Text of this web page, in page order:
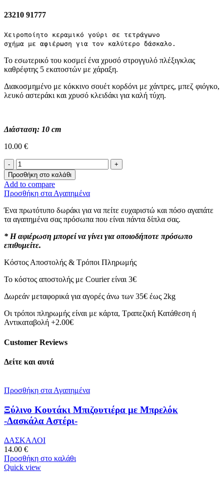
23210 91777
Χειροποίητο κεραμικό γούρι σε τετράγωνο
σχήμα με αφιέρωση για τoν καλύτερo δάσκαλο.
Το εσωτερικό του κοσμεί ένα χρυσό στρογγυλό πλέξιγκλας
καθρέφτης 5 εκατοστών με χάραξη.
Διακοσμημένο με κόκκινο σουέτ κορδόνι με χάντρες, μπεζ φιόγκο,
λευκό αστεράκι και χρυσό κλειδάκι για καλή τύχη.
Διάσταση: 10 cm
10.00 €
Κεραμικό
Γούρι
-
Teacher-
ποσότητα
Προσθήκη στο καλάθι
Add to compare
Προσθήκη στα Αγαπημένα
Ένα πρωτότυπο δωράκι για να πείτε ευχαριστώ και πόσο αγαπάτε
τα αγαπημένα σας πρόσωπα που είναι πάντα δίπλα σας.
* Η αφιέρωση μπορεί να γίνει για οποιοδήποτε πρόσωπο
επιθυμείτε.
Κόστος Αποστολής & Τρόποι Πληρωμής
Το κόστος αποστολής με Courier είναι 3€
Δωρεάν μεταφορικά για αγορές άνω των 35€ έως 2kg
Οι τρόποι πληρωμής είναι με κάρτα, Τραπεζική Κατάθεση ή
Αντικαταβολή +2.00€
Customer Reviews
Δείτε και αυτά
Προσθήκη στα Αγαπημένα
Ξύλινο Κουτάκι Μπιζουτιέρα με Μπρελόκ
-Δασκάλα Αστέρι-
ΔΑΣΚΑΛΟΙ
14.00 €
Προσθήκη στο καλάθι
Quick view